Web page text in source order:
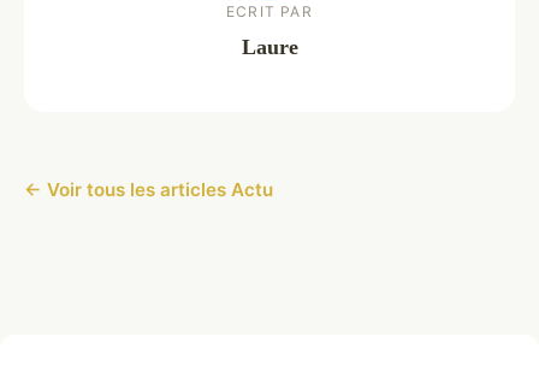
ECRIT PAR
Laure
← Voir tous les articles Actu